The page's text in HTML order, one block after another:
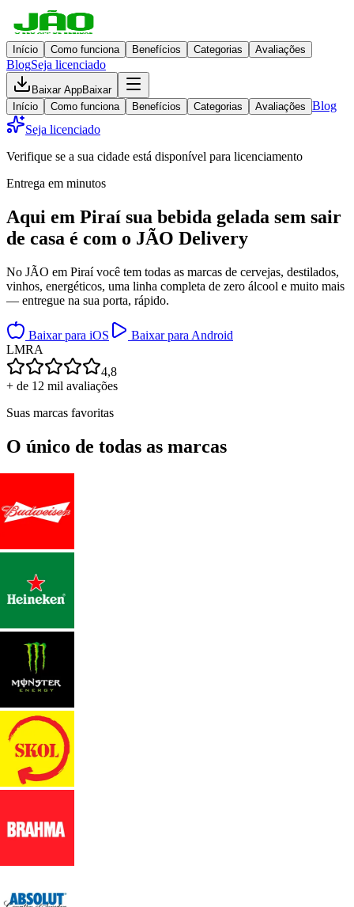
Início Como funciona Benefícios Categorias Avaliações
BlogSeja licenciado
Baixar AppBaixar
Início
Como funciona Benefícios Categorias Avaliações Blog
Seja licenciado
Verifique se a sua cidade está disponível para licenciamento
Entrega em minutos
Aqui em Piraí sua bebida gelada sem sair
de casa é com o JÃO Delivery
No JÃO em Piraí você tem todas as marcas de cervejas, destilados,
vinhos, energéticos, uma linha completa de zero álcool e muito mais
— entregue na sua porta, rápido.
Baixar para iOS
Baixar para Android
LMRA
4,8
+ de 12 mil avaliações
Suas marcas favoritas
O único de todas as marcas